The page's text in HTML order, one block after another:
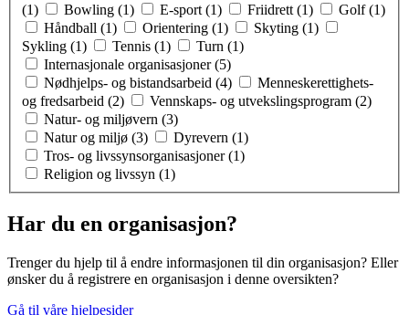
(1)
Bowling (1) E-sport (1) Friidrett (1)
Golf (1)
Håndball (1)
Orientering (1)
Skyting (1)
Sykling (1)
Tennis (1)
Turn (1)
Internasjonale organisasjoner (5)
Nødhjelps- og bistandsarbeid (4)
Menneskerettighets-
og fredsarbeid (2)
Vennskaps- og utvekslingsprogram (2)
Natur- og miljøvern (3)
Natur og miljø (3)
Dyrevern (1)
Tros- og livssynsorganisasjoner (1)
Religion og livssyn (1)
Har du en organisasjon?
Trenger du hjelp til å endre informasjonen til din organisasjon? Eller
ønsker du å registrere en organisasjon i denne oversikten?
Gå til våre hjelpesider